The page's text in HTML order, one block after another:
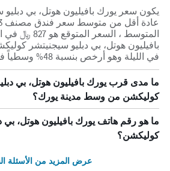
يكون سعر يورك بافيليون هوتل، بي
المتوسط ،
في الليلة وهو أرخص بنسبة 48% وسطياً في يورك.
ما مدى قرب يورك بافيليون هوتل، بي
كوليكشن من وسط مدينة يورك؟
ما هو رقم هاتف يورك بافيليون هوتل، بي
كوليكشن؟
عرض المزيد من الأسئلة